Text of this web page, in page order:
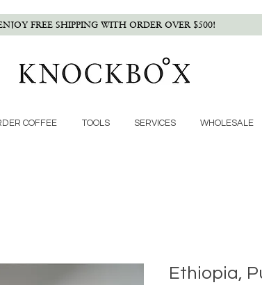
FREE SHIPPING WITH ORDER OVER $500!
COFFEE TOOLS SERVICES WHOLESALE
Ethiopia,